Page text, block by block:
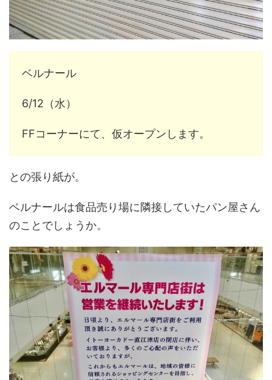
ベルナール
6/12（水）
FFコーナーにて、仮オープンします。
との張り紙が。
ベルナールは食品売り場に隣接していたパン屋さん
のことでしょうか。